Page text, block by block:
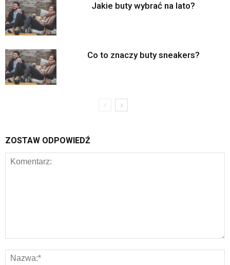
Jakie buty wybrać na lato?
Co to znaczy buty sneakers?
ZOSTAW ODPOWIEDŹ